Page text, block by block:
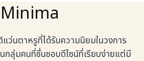
Minima
ว่นตาหรูที่ได้รับความนิยมในวงการ
นกลุ่มคนที่ชื่นชอบดีไซน์ที่เรียบง่ายแต่มี